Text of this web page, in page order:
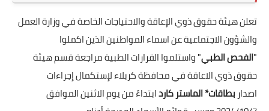
تعلن هيئة حقوق ذوي الإعاقة والاحتياجات الخاصة في وزارة العمل
والشؤون الاجتماعية عن اسماء المواطنين الذين اكملوا
"الفحصالطبي" واستلموا القرارات الطبية مراجعة قسم هيئة
حقوق ذوي الاعاقة في محافظة كربلاء لإستكمال إجراءات
اصدار بطاقات* الماستر كاردابتداءً من يوم الاثنين الموافق